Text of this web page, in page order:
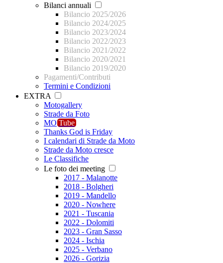
Bilanci annuali
Bilancio 2025/2026
Bilancio 2024/2025
Bilancio 2023/2024
Bilancio 2022/2023
Bilancio 2021/2022
Bilancio 2020/2021
Bilancio 2019/2020
Pagamenti/Contributi
Termini e Condizioni
EXTRA
Motogallery
Strade da Foto
MO Tube
Thanks God is Friday
I calendari di Strade da Moto
Strade da Moto cresce
Le Classifiche
Le foto dei meeting
2017 - Malanotte
2018 - Bolgheri
2019 - Mandello
2020 - Nowhere
2021 - Tuscania
2022 - Dolomiti
2023 - Gran Sasso
2024 - Ischia
2025 - Verbano
2026 - Gorizia